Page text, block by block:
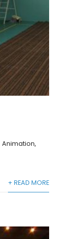
Animation,
+ READ MORE